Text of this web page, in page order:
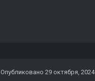
Опубликовано 29 октября, 2024